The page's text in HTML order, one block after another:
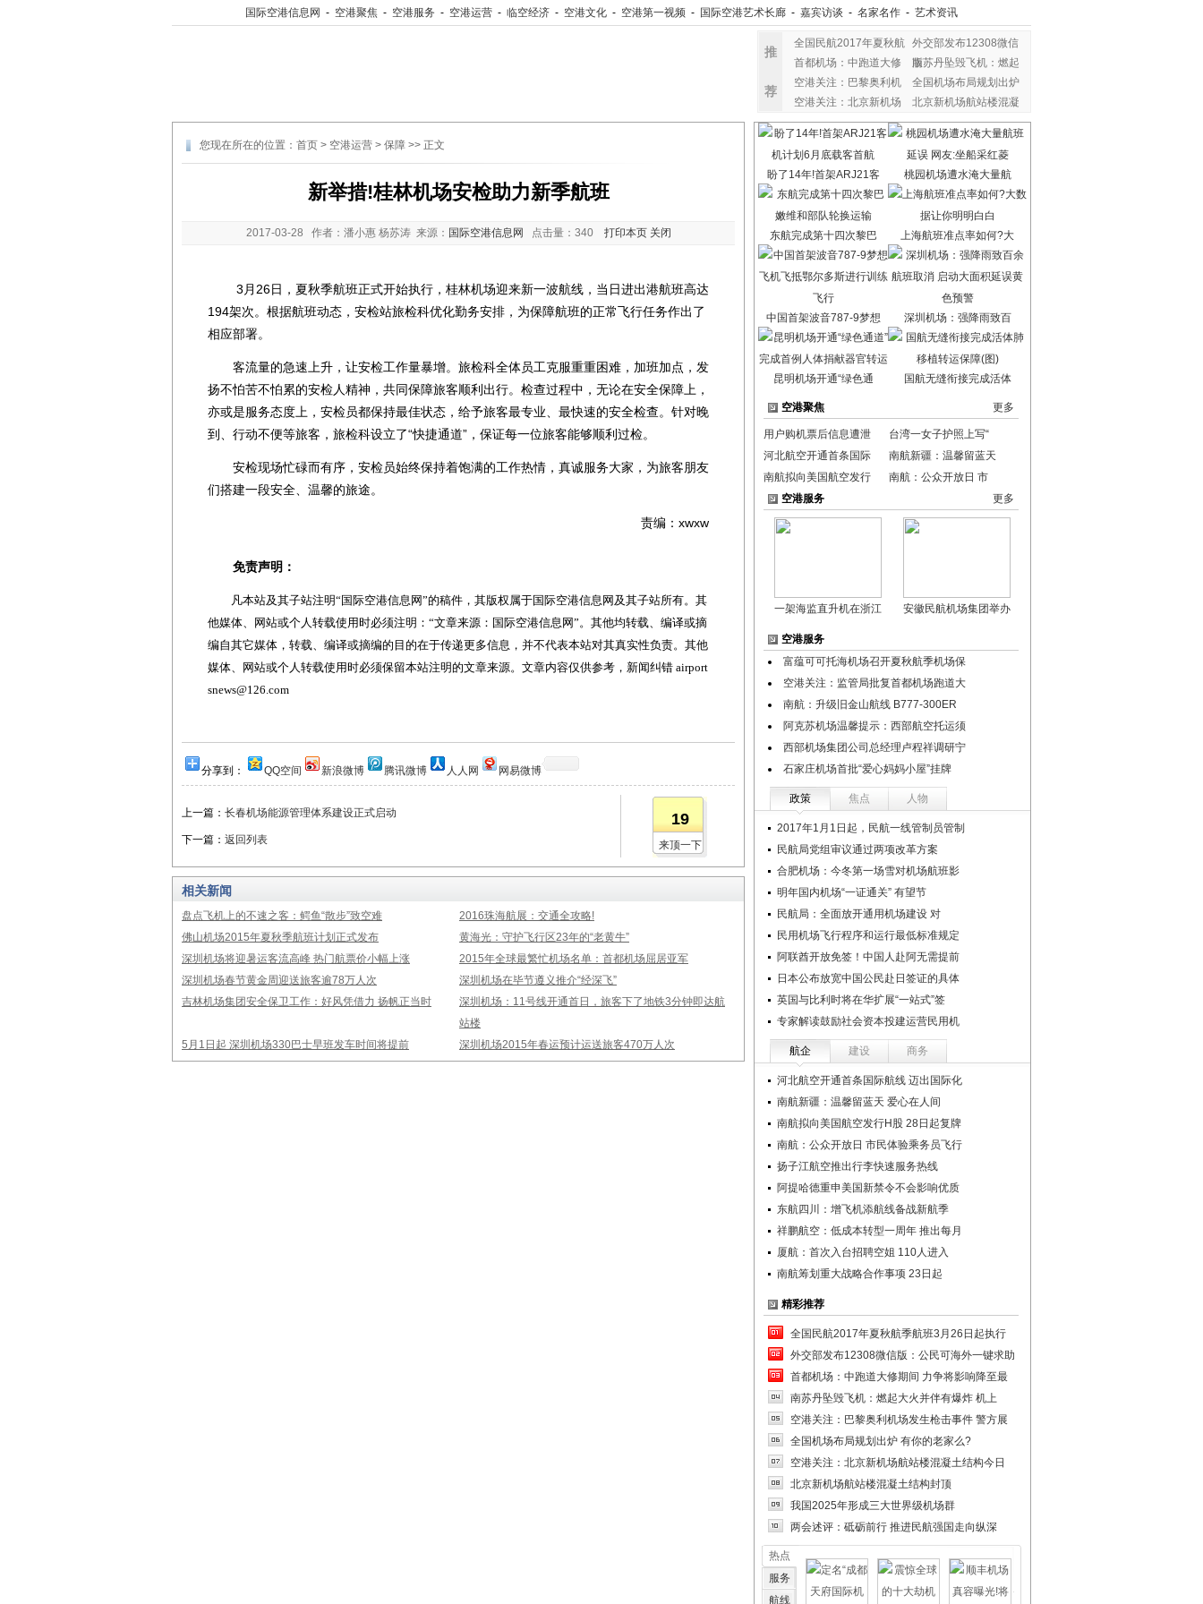
国际空港信息网 - 空港聚焦 - 空港服务 - 空港运营 - 临空经济 - 空港文化 - 空港第一视频 - 国际空港艺术长廊 - 嘉宾访谈 - 名家名作 - 艺术资讯
推
荐
全国民航2017年夏秋航 外交部发布12308微信
版
首都机场：中跑道大修
南苏丹坠毁飞机：燃起
空港关注：巴黎奥利机
全国机场布局规划出炉
空港关注：北京新机场
北京新机场航站楼混凝
您现在所在的位置： 首页 > 空港运营 > 保障 >> 正文
新举措!桂林机场安检助力新季航班
2017-03-28 作者：潘小惠 杨苏涛 来源： 国际空港信息网 点击量： 340 打印本页 关闭
3月26日，夏秋季航班正式开始执行，桂林机场迎来新一波航线，当日进出港航班高达
194架次。根据航班动态，安检站旅检科优化勤务安排，为保障航班的正常飞行任务作出了
相应部署。
客流量的急速上升，让安检工作量暴增。旅检科全体员工克服重重困难，加班加点，发
扬不怕苦不怕累的安检人精神，共同保障旅客顺利出行。检查过程中，无论在安全保障上，
亦或是服务态度上，安检员都保持最佳状态，给予旅客最专业、最快速的安全检查。针对晚
到、行动不便等旅客，旅检科设立了“快捷通道”，保证每一位旅客能够顺利过检。
安检现场忙碌而有序，安检员始终保持着饱满的工作热情，真诚服务大家，为旅客朋友
们搭建一段安全、温馨的旅途。
责编：xwxw
免责声明：
凡本站及其子站注明“国际空港信息网”的稿件，其版权属于国际空港信息网及其子站所有。其
他媒体、网站或个人转载使用时必须注明：“文章来源：国际空港信息网”。其他均转载、编译或摘
编自其它媒体，转载、编译或摘编的目的在于传递更多信息，并不代表本站对其真实性负责。其他
媒体、网站或个人转载使用时必须保留本站注明的文章来源。文章内容仅供参考，新闻纠错 airport
snews@126.com
分享到： QQ空间 新浪微博 腾讯微博 人人网 网易微博
上一篇： 长春机场能源管理体系建设正式启动
下一篇： 返回列表
19
来顶一下
相关新闻
盘点飞机上的不速之客：鳄鱼“散步”致空难
2016珠海航展：交通全攻略!
佛山机场2015年夏秋季航班计划正式发布
黄海光：守护飞行区23年的“老黄牛”
深圳机场将迎暑运客流高峰 热门航票价小幅上涨
2015年全球最繁忙机场名单：首都机场屈居亚军
深圳机场春节黄金周迎送旅客逾78万人次
深圳机场在毕节遵义推介“经深飞”
吉林机场集团安全保卫工作：好风凭借力 扬帆正当时
深圳机场：11号线开通首日，旅客下了地铁3分钟即达航
站楼
5月1日起 深圳机场330巴士早班发车时间将提前
深圳机场2015年春运预计运送旅客470万人次
盼了14年!首架ARJ21客 桃园机场遭水淹大量航
东航完成第十四次黎巴 上海航班准点率如何?大
中国首架波音787-9梦想 深圳机场：强降雨致百
昆明机场开通“绿色通 国航无缝衔接完成活体
空港聚焦 更多
用户购机票后信息遭泄
台湾一女子护照上写“
河北航空开通首条国际
南航新疆：温馨留蓝天
南航拟向美国航空发行
南航：公众开放日 市
空港服务
更多
一架海监直升机在浙江 安徽民航机场集团举办
空港服务
富蕴可可托海机场召开夏秋航季机场保
空港关注：监管局批复首都机场跑道大
南航：升级旧金山航线 B777-300ER
阿克苏机场温馨提示：西部航空托运须
西部机场集团公司总经理卢程祥调研宁
石家庄机场首批“爱心妈妈小屋”挂牌
政策 焦点 人物
2017年1月1日起，民航一线管制员管制
民航局党组审议通过两项改革方案
合肥机场：今冬第一场雪对机场航班影
明年国内机场“一证通关” 有望节
民航局：全面放开通用机场建设 对
民用机场飞行程序和运行最低标准规定
阿联酋开放免签！中国人赴阿无需提前
日本公布放宽中国公民赴日签证的具体
英国与比利时将在华扩展“一站式”签
专家解读鼓励社会资本投建运营民用机
航企 建设 商务
河北航空开通首条国际航线 迈出国际化
南航新疆：温馨留蓝天 爱心在人间
南航拟向美国航空发行H股 28日起复牌
南航：公众开放日 市民体验乘务员飞行
扬子江航空推出行李快速服务热线
阿提哈德重申美国新禁令不会影响优质
东航四川：增飞机添航线备战新航季
祥鹏航空：低成本转型一周年 推出每月
厦航：首次入台招聘空姐 110人进入
南航筹划重大战略合作事项 23日起
精彩推荐
全国民航2017年夏秋航季航班3月26日起执行
外交部发布12308微信版：公民可海外一键求助
首都机场：中跑道大修期间 力争将影响降至最
南苏丹坠毁飞机：燃起大火并伴有爆炸 机上
空港关注：巴黎奥利机场发生枪击事件 警方展
全国机场布局规划出炉 有你的老家么?
空港关注：北京新机场航站楼混凝土结构今日
北京新机场航站楼混凝土结构封顶
我国2025年形成三大世界级机场群
两会述评：砥砺前行 推进民航强国走向纵深
热点
服务
航线